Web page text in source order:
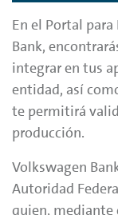
En el Portal
Bank,
integrar en tus
entidad, así
te permitirá
producción.
Volkswagen
Autoridad
quien, mediante